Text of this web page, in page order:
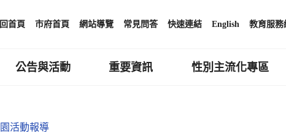
回首頁 市府首頁 網站導覽 常見問答 快速連結 English 教育服務
公告與活動 重要資訊 性別主流化專區
活動報導